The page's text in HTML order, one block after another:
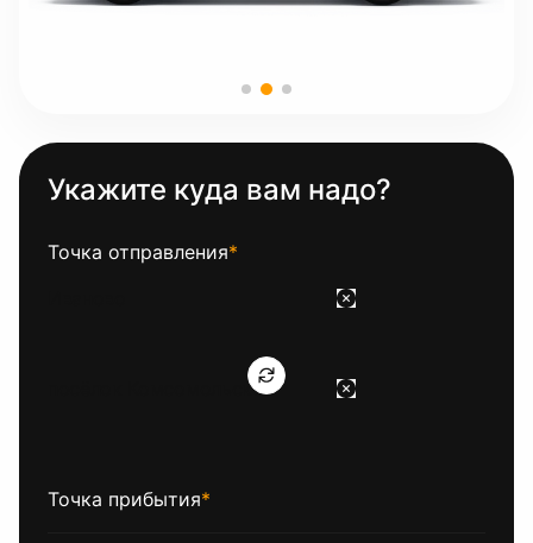
Укажите куда вам надо?
Точка отправления*
Точка прибытия*